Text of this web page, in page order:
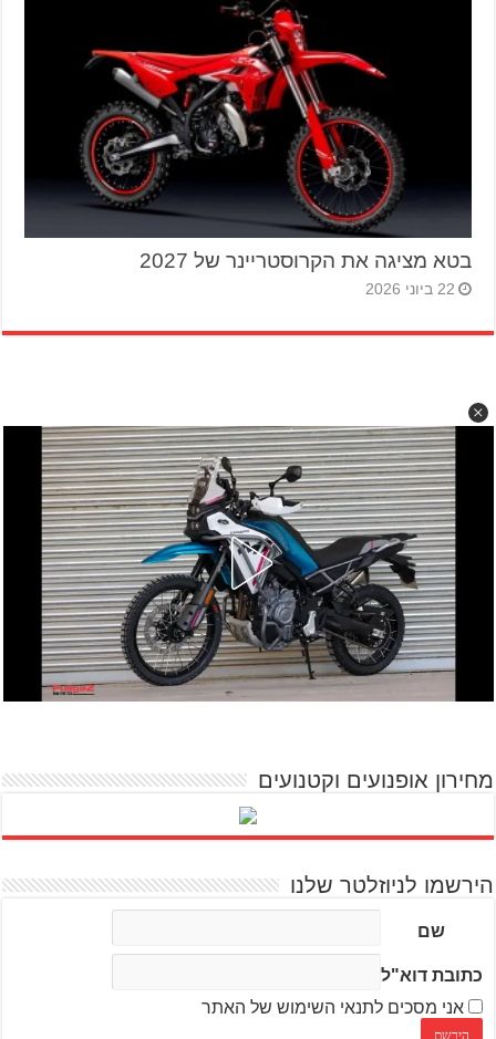
בטא מציגה את הקרוסטריינר של 2027
22 ביוני 2026
מחירון אופנועים וקטנועים
הירשמו לניוזלטר שלנו
שם
כתובת דוא"ל
אני מסכים לתנאי השימוש של האתר